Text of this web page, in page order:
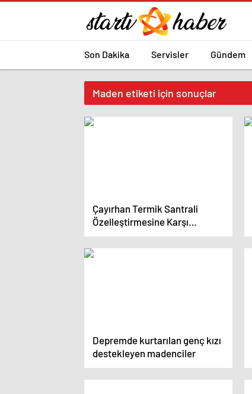
Son Dakika Servisler Gündem
Maden etiketi için sonuçlar
Çayırhan Termik Santrali
Özelleştirmesine Karşı
İşçilerden Direniş
Depremde kurtarılan genç kızı
destekleyen madenciler